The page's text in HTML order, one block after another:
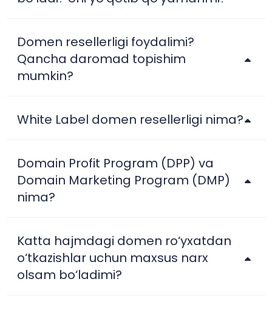
Domen resellerligi foydalimi?
Qancha daromad topishim
mumkin?
White Label domen resellerligi nima?
Domain Profit Program (DPP) va
Domain Marketing Program (DMP)
nima?
Katta hajmdagi domen ro‘yxatdan
o‘tkazishlar uchun maxsus narx
olsam bo‘ladimi?